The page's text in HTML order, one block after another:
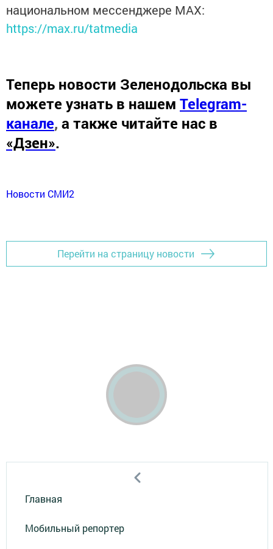
национальном мессенджере MАХ:
https://max.ru/tatmedia
Теперь новости Зеленодольска вы
можете узнать в нашем Telegram-
канале, а также читайте нас в
«Дзен».
Новости СМИ2
Перейти на страницу новости
Главная
Мобильный репортер